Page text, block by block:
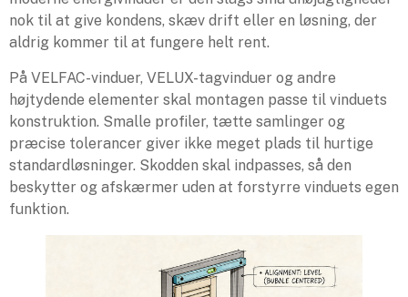
nok til at give kondens, skæv drift eller en løsning, der
aldrig kommer til at fungere helt rent.
På VELFAC-vinduer, VELUX-tagvinduer og andre
højtydende elementer skal montagen passe til vinduets
konstruktion. Smalle profiler, tætte samlinger og
præcise tolerancer giver ikke meget plads til hurtige
standardløsninger. Skodden skal indpasses, så den
beskytter og afskærmer uden at forstyrre vinduets egen
funktion.